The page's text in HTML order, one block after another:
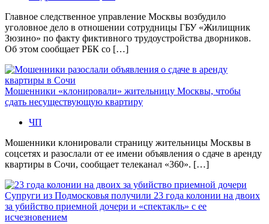
Главное следственное управление Москвы возбудило
уголовное дело в отношении сотрудницы ГБУ «Жилищник
Зюзино» по факту фиктивного трудоустройства дворников.
Об этом сообщает РБК со […]
Мошенники «клонировали» жительницу Москвы, чтобы
сдать несуществующую квартиру
ЧП
Мошенники клонировали страницу жительницы Москвы в
соцсетях и разослали от ее имени объявления о сдаче в аренду
квартиры в Сочи, сообщает телеканал «360». […]
Супруги из Подмосковья получили 23 года колонии на двоих
за убийство приемной дочери и «спектакль» с ее
исчезновением